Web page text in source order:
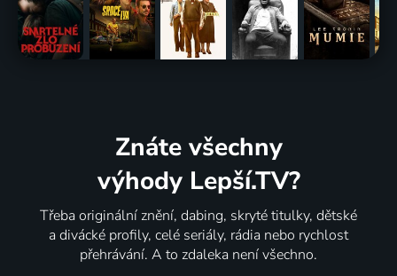
Znáte všechny
výhody Lepší.TV?
Třeba originální znění, dabing, skryté titulky, dětské
a divácké profily, celé seriály, rádia nebo rychlost
přehrávání. A to zdaleka není všechno.